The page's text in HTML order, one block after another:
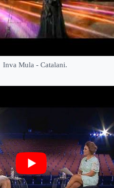
Inva Mula - Catalani.